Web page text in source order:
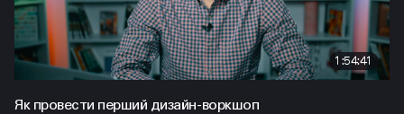
1:54:41
Як провести перший дизайн-воркшоп